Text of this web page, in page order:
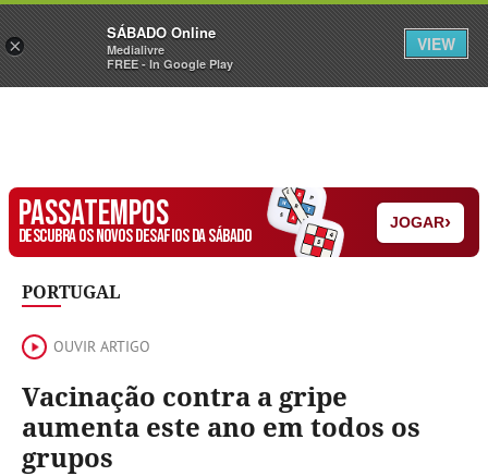
Sábado Assine Iniciar Sessão
PASSATEMPOS
DESCUBRA OS NOVOS DESAFIOS DA SÁBADO
JOGAR›
PORTUGAL
OUVIR ARTIGO
Vacinação contra a gripe
aumenta este ano em todos os
grupos
×
SÁBADO Online
Medialivre
FREE - In Google Play
VIEW